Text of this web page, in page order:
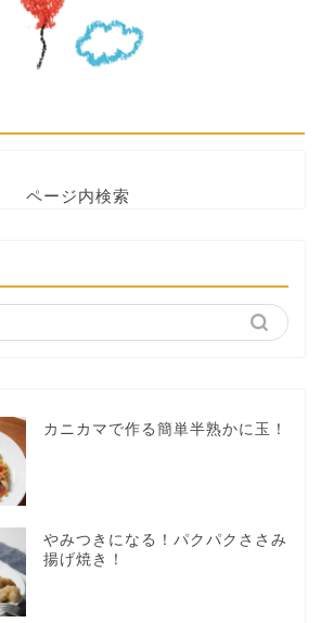
ページ内検索
カニカマで作る簡単半熟かに玉！
やみつきになる！パクパクささみ
揚げ焼き！